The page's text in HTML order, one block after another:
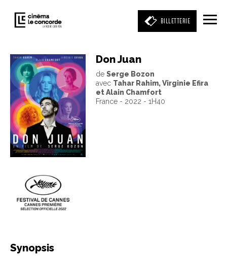
BILLETTERIE
Entrez votre mot clé
(film, réalisateur, acteur, événement)
Don Juan
de Serge Bozon
avec Tahar Rahim, Virginie Efira
et Alain Chamfort
France - 2022 - 1H40
Synopsis